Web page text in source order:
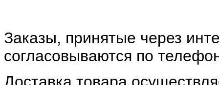
Заказы, принятые через
согласовываются по